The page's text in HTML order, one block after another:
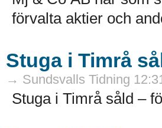
förvalta aktier och
Stuga i Timrå
→ Sundsvalls Tidning
Stuga i Timrå såld –